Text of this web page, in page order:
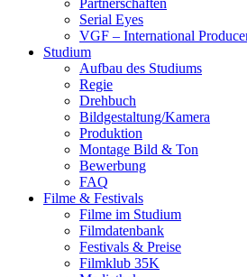
Part­ner­schaf­ten
Seri­al Eyes
VGF – Inter­na­tio­nal
Stu­di­um
Auf­bau des Stu­di­ums
Regie
Dreh­buch
Bildgestaltung/​​Kamera
Pro­duk­ti­on
Mon­ta­ge Bild & Ton
Bewer­bung
FAQ
Fil­me & Fes­ti­vals
Fil­me im Stu­di­um
Film­da­ten­bank
Fes­ti­vals & Prei­se
Film­klub 35K